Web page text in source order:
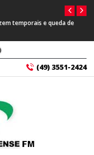
temporais e queda de
(49) 3551-2424